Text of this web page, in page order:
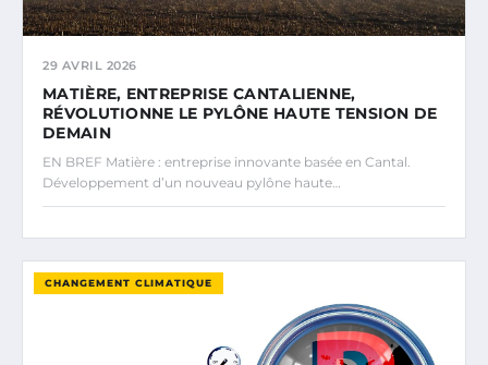
29 AVRIL 2026
MATIÈRE, ENTREPRISE CANTALIENNE,
RÉVOLUTIONNE LE PYLÔNE HAUTE TENSION DE
DEMAIN
EN BREF Matière : entreprise innovante basée en Cantal.
Développement d’un nouveau pylône haute…
CHANGEMENT CLIMATIQUE